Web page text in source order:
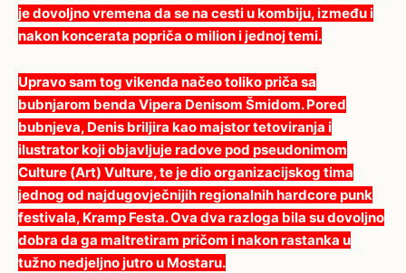
je dovoljno vremena da se na cesti u kombiju, između i
nakon koncerata popriča o milion i jednoj temi.
Upravo sam tog vikenda načeo toliko priča sa
bubnjarom benda Vipera Denisom Šmidom. Pored
bubnjeva, Denis briljira kao majstor tetoviranja i
ilustrator koji objavljuje radove pod pseudonimom
Culture (Art) Vulture, te je dio organizacijskog tima
jednog od najdugovječnijih regionalnih hardcore punk
festivala, Kramp Festa. Ova dva razloga bila su dovoljno
dobra da ga maltretiram pričom i nakon rastanka u
tužno nedjeljno jutro u Mostaru.